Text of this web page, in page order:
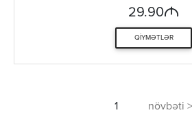
29.90M
QIYMƏTLƏR
1 növbəti >